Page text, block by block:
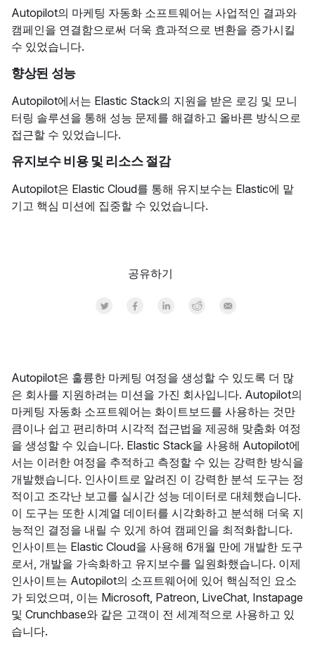
Autopilot의 마케팅 자동화 소프트웨어는 사업적인 결과와
캠페인을 연결함으로써 더욱 효과적으로 변환을 증가시킬
수 있었습니다.
향상된 성능
Autopilot에서는 Elastic Stack의 지원을 받은 로깅 및 모니
터링 솔루션을 통해 성능 문제를 해결하고 올바른 방식으로
접근할 수 있었습니다.
유지보수 비용 및 리소스 절감
Autopilot은 Elastic Cloud를 통해 유지보수는 Elastic에 맡
기고 핵심 미션에 집중할 수 있었습니다.
공유하기
Share on Twitter
Share on Facebook
Share on LinkedInr
Share on Reddit
Share by Email
Autopilot은 훌륭한 마케팅 여정을 생성할 수 있도록 더 많
은 회사를 지원하려는 미션을 가진 회사입니다. Autopilot의
마케팅 자동화 소프트웨어는 화이트보드를 사용하는 것만
큼이나 쉽고 편리하며 시각적 접근법을 제공해 맞춤화 여정
을 생성할 수 있습니다. Elastic Stack을 사용해 Autopilot에
서는 이러한 여정을 추적하고 측정할 수 있는 강력한 방식을
개발했습니다. 인사이트로 알려진 이 강력한 분석 도구는 정
적이고 조각난 보고를 실시간 성능 데이터로 대체했습니다.
이 도구는 또한 시계열 데이터를 시각화하고 분석해 더욱 지
능적인 결정을 내릴 수 있게 하여 캠페인을 최적화합니다.
인사이트는 Elastic Cloud을 사용해 6개월 만에 개발한 도구
로서, 개발을 가속화하고 유지보수를 일원화했습니다. 이제
인사이트는 Autopilot의 소프트웨어에 있어 핵심적인 요소
가 되었으며, 이는 Microsoft, Patreon, LiveChat, Instapage
및 Crunchbase와 같은 고객이 전 세계적으로 사용하고 있
습니다.